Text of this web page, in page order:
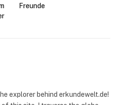
Freunde
explorer behind erkundewelt.de!